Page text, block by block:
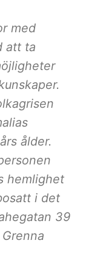
med
att ta
ålder.
hemlighet
i det
39